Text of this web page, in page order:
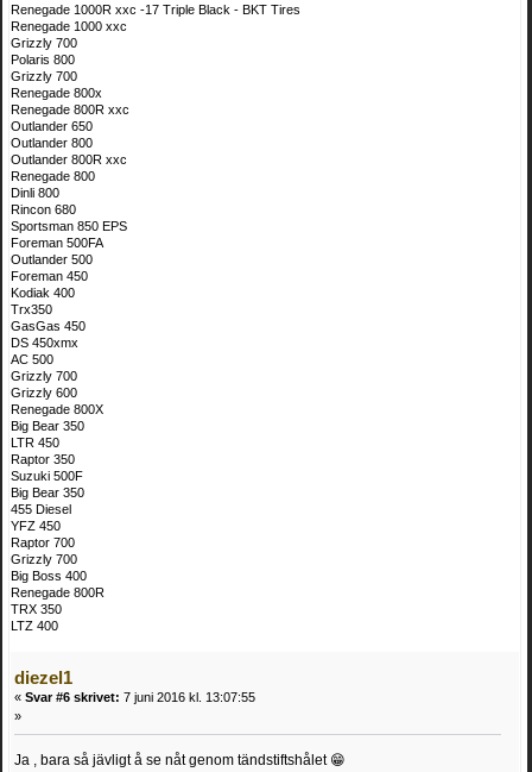
Renegade 1000R xxc -17 Triple Black - BKT Tires
Renegade 1000 xxc
Grizzly 700
Polaris 800
Grizzly 700
Renegade 800x
Renegade 800R xxc
Outlander 650
Outlander 800
Outlander 800R xxc
Renegade 800
Dinli 800
Rincon 680
Sportsman 850 EPS
Foreman 500FA
Outlander 500
Foreman 450
Kodiak 400
Trx350
GasGas 450
DS 450xmx
AC 500
Grizzly 700
Grizzly 600
Renegade 800X
Big Bear 350
LTR 450
Raptor 350
Suzuki 500F
Big Bear 350
455 Diesel
YFZ 450
Raptor 700
Grizzly 700
Big Boss 400
Renegade 800R
TRX 350
LTZ 400
diezel1
« Svar #6 skrivet: 7 juni 2016 kl. 13:07:55
»
Ja , bara så jävligt å se nåt genom tändstiftshålet 😁